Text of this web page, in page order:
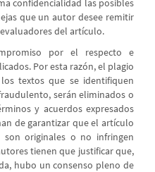
confidencialidad las posibles
que un autor desee remitir
del artículo.
por el respecto e
Por esta razón, el plagio
textos que se identifiquen
serán eliminados o
y acuerdos expresados
de garantizar que el artículo
originales o no infringen
tienen que justificar que,
hubo un consenso pleno de